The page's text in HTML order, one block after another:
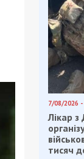
7/08/2026 -
Лікар
тисяч